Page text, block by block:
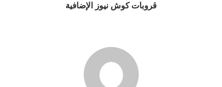
قروبات كوش نيوز الإضافية